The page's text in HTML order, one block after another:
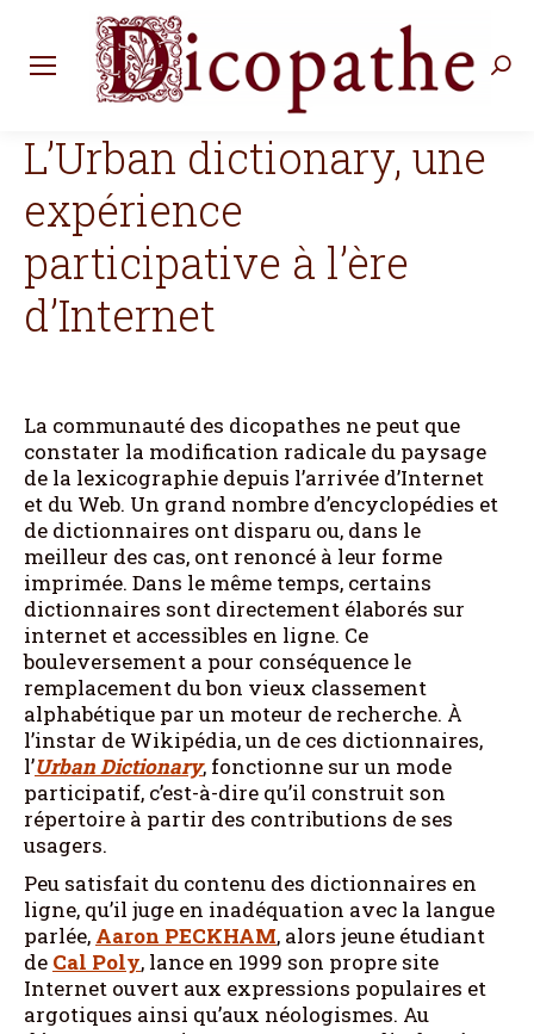
L’Urban dictionary, une
expérience
participative à l’ère
d’Internet
La communauté des dicopathes ne peut que
constater la modification radicale du paysage
de la lexicographie depuis l’arrivée d’Internet
et du Web. Un grand nombre d’encyclopédies et
de dictionnaires ont disparu ou, dans le
meilleur des cas, ont renoncé à leur forme
imprimée. Dans le même temps, certains
dictionnaires sont directement élaborés sur
internet et accessibles en ligne. Ce
bouleversement a pour conséquence le
remplacement du bon vieux classement
alphabétique par un moteur de recherche. À
l’instar de Wikipédia, un de ces dictionnaires,
l’Urban Dictionary, fonctionne sur un mode
participatif, c’est-à-dire qu’il construit son
répertoire à partir des contributions de ses
usagers.
Peu satisfait du contenu des dictionnaires en
ligne, qu’il juge en inadéquation avec la langue
parlée, Aaron PECKHAM, alors jeune étudiant
de Cal Poly, lance en 1999 son propre site
Internet ouvert aux expressions populaires et
argotiques ainsi qu’aux néologismes. Au